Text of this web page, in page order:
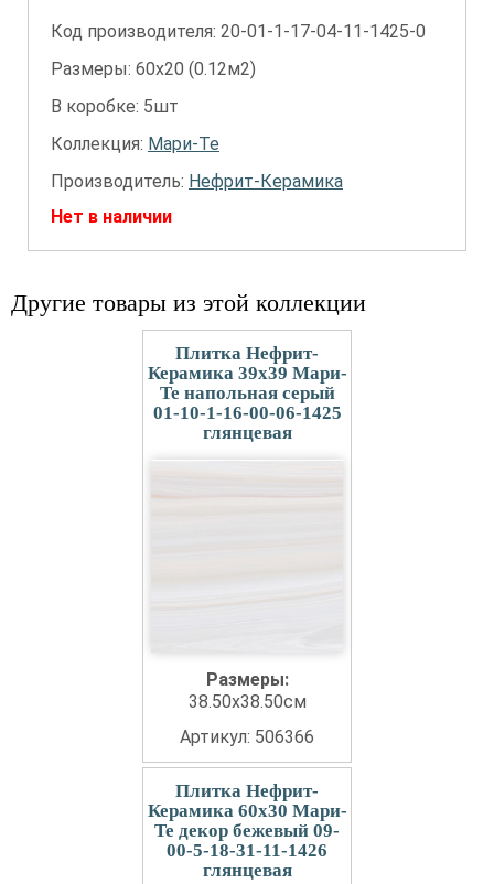
Код производителя: 20-01-1-17-04-11-1425-0
Размеры: 60х20 (0.12м2)
В коробке: 5шт
Коллекция: Мари-Те
Производитель: Нефрит-Керамика
Нет в наличии
Другие товары из этой коллекции
Плитка Нефрит-
Керамика 39x39 Мари-
Те напольная серый
01-10-1-16-00-06-1425
глянцевая
Размеры:
38.50x38.50см
Артикул: 506366
Плитка Нефрит-
Керамика 60x30 Мари-
Те декор бежевый 09-
00-5-18-31-11-1426
глянцевая